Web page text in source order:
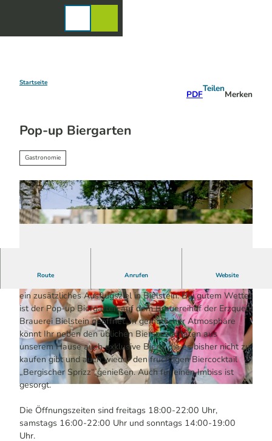
Startseite
PDF
Teilen
Merken
Pop-up Biergarten
Gastronomie
© Katharina Hein | KI-optimiert
© Katharina Hein | KI-optimiert
Route Anrufen Website
ein zusätzliches Ausflugsziel in Bielstein: Bei gutem Wetter
ist der Pop-up Biergarten auf dem Brauereihof der Erzquell
Brauerei Bielstein geöffnet. In gemütlicher Atmosphäre
könnt Ihr neben den üblichen Bierspezialitäten aus
unserem Hause auch exklusive Biere, die es bisher nicht zu
kaufen gibt und auch wieder den fruchtigen Biercocktail
„Bergischer Sprizz“ genießen. Auch für einen Imbiss ist
gesorgt.
Die Öffnungszeiten sind freitags 18:00-22:00 Uhr,
samstags 16:00-22:00 Uhr und sonntags 14:00-19:00
Uhr.